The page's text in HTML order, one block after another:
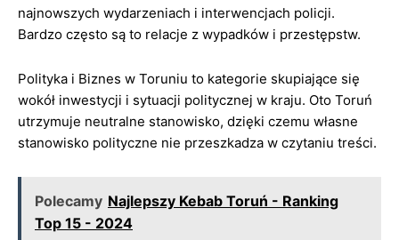
najnowszych wydarzeniach i interwencjach policji.
Bardzo często są to relacje z wypadków i przestępstw.
Polityka i Biznes w Toruniu to kategorie skupiające się
wokół inwestycji i sytuacji politycznej w kraju. Oto Toruń
utrzymuje neutralne stanowisko, dzięki czemu własne
stanowisko polityczne nie przeszkadza w czytaniu treści.
Polecamy Najlepszy Kebab Toruń - Ranking
Top 15 - 2024